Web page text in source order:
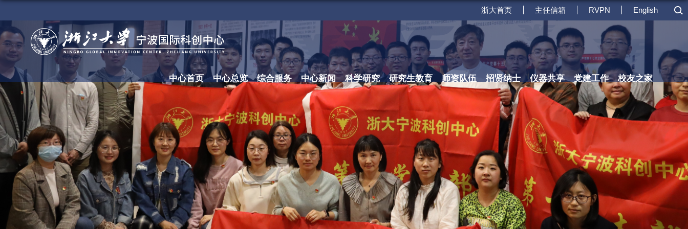
浙大首页 主任信箱 RVPN English
中心首页 中心总览 综合服务 中心新闻 科学研究 研究生教育 师资队伍 招贤纳士 仪器共享 党建工作 校友之家